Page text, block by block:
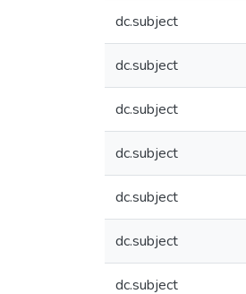
dc.subject
dc.subject
dc.subject
dc.subject
dc.subject
dc.subject
dc.subject